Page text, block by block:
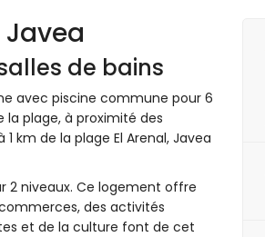
de bains
avec piscine commune pour 6
la plage, à proximité des
km de la plage El Arenal, Javea
2 niveaux. Ce logement offre
des activités
et de la culture font de cet